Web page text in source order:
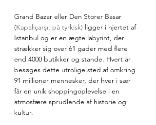
Grand Bazar eller Den Storer Basar
(Kapalıçarşı, på tyrkisk) ligger i hjertet af
Istanbul og er en ægte labyrint, der
strækker sig over 61 gader med flere
end 4000 butikker og stande. Hvert år
besøges dette utrolige sted af omkring
91 millioner mennesker, der hver i sær
får en unik shoppingoplevelse i en
atmosfære sprudlende af historie og
kultur.